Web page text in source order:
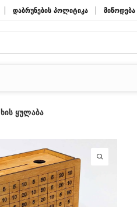
დაბრუნების პოლიტიკა მიწოდება
ხის ყულაბა